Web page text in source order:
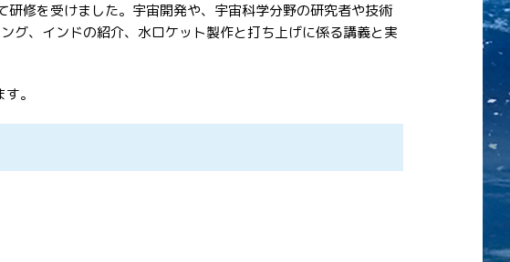
修を受けました。宇宙開発や、宇宙科学分野の研究者や技術
グ、インドの紹介、水ロケット製作と打ち上げに係る講義と実
。